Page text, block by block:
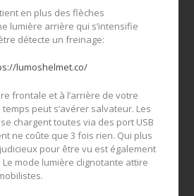
en plus des flèches
lumière arrière qui s’intensifie
détecte un freinage:
lumoshelmet.co/
frontale et à l’arrière de votre
peut s’avérer salvateur. Les
chargent toutes via des port USB
ne coûte que 3 fois rien. Qui plus
pour être vu est également
mode lumière clignotante attire